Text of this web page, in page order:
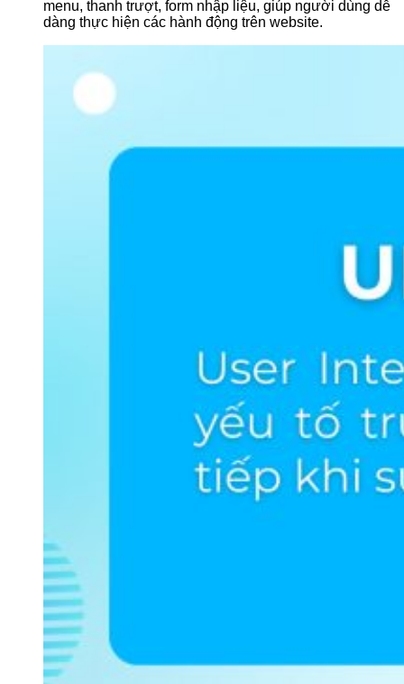
menu, thanh trượt, form nhập liệu, giúp người dùng dễ
dàng thực hiện các hành động trên website.